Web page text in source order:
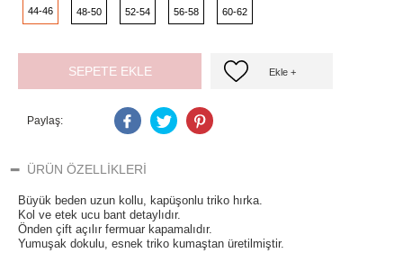
44-46 48-50 52-54 56-58 60-62
SEPETE EKLE Ekle +
Paylaş:
ÜRÜN ÖZELLIKLERI
Büyük beden uzun kollu, kapüşonlu triko hırka.
Kol ve etek ucu bant detaylıdır.
Önden çift açılır fermuar kapamalıdır.
Yumuşak dokulu, esnek triko kumaştan üretilmiştir.